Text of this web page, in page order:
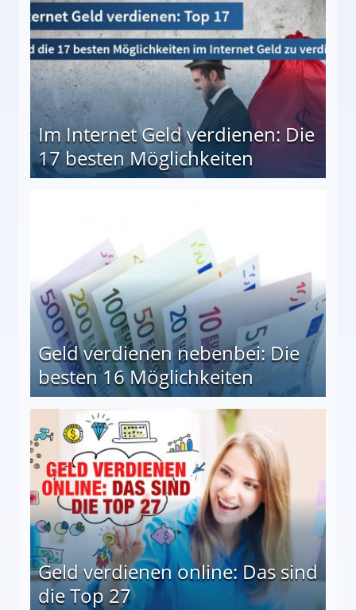
Im Internet Geld verdienen: Die
17 besten Möglichkeiten
Geld verdienen nebenbei: Die
besten 16 Möglichkeiten
Geld verdienen online: Das sind
die Top 27